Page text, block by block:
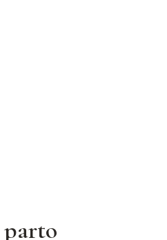
parto